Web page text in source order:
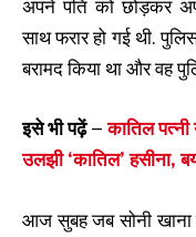
अपने पति को छोड़कर
साथ फरार हो गई थी.
बरामद किया था और वह
इसे भी पढ़ें –कातिल
उलझी ‘कातिल’ हसीना,
आज सुबह जब सोनी